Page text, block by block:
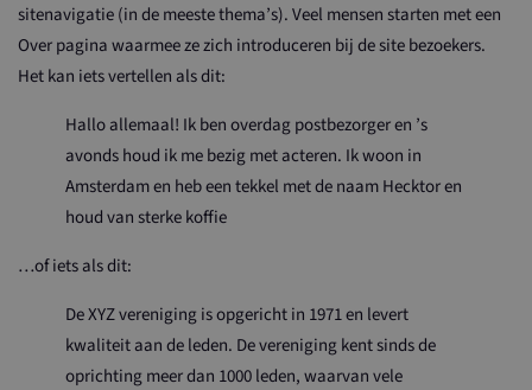
sitenavigatie (in de meeste thema’s). Veel mensen starten met een
Over pagina waarmee ze zich introduceren bij de site bezoekers.
Het kan iets vertellen als dit:
Hallo allemaal! Ik ben overdag postbezorger en ’s
avonds houd ik me bezig met acteren. Ik woon in
Amsterdam en heb een tekkel met de naam Hecktor en
houd van sterke koffie
…of iets als dit:
De XYZ vereniging is opgericht in 1971 en levert
kwaliteit aan de leden. De vereniging kent sinds de
oprichting meer dan 1000 leden, waarvan vele